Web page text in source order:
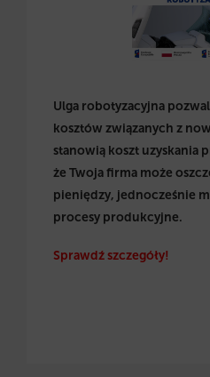
Ulga robotyzacyjna
kosztów związanych z
stanowią koszt uzyskania
że Twoja firma może
pieniędzy, jednocześnie
procesy produkcyjne.
Sprawdź szczegóły!